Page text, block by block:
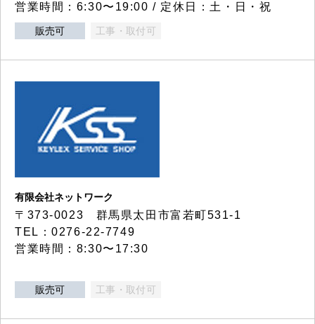
営業時間：6:30〜19:00 / 定休日：土・日・祝
販売可 工事・取付可
有限会社ネットワーク
〒373-0023 群馬県太田市富若町531-1
TEL：0276-22-7749
営業時間：8:30〜17:30
販売可 工事・取付可